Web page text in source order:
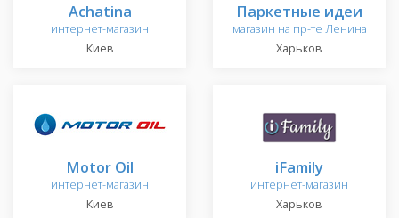
Achatina
интернет-магазин
Киев
Паркетные идеи
магазин на пр-те Ленина
Харьков
Motor Oil
интернет-магазин
Киев
iFamily
интернет-магазин
Харьков